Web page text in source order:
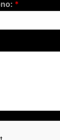
*